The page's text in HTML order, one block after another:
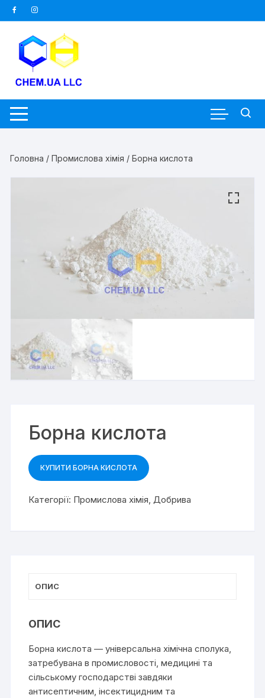
Перейти
до
Головна /Промислова хімія / Борна кислота
Борна кислота
КУПИТИ БОРНА КИСЛОТА
Категорії: Промислова хімія,Добрива
ОПИС
ОПИС
Борна кислота — універсальна хімічна сполука,
затребувана в промисловості, медицині та
сільському господарстві завдяки
антисептичним, інсектицидним та